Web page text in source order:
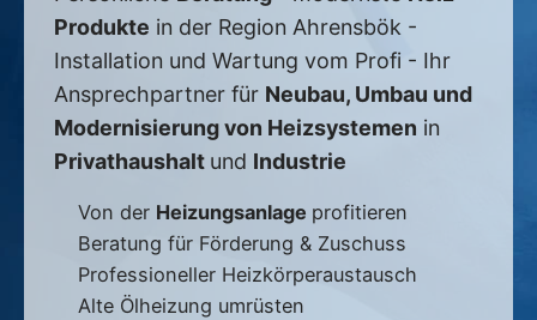
Produkte in der Region Ahrensbök -
Installation und Wartung vom Profi - Ihr
Ansprechpartner für Neubau, Umbau und
Modernisierung von Heizsystemen in
Privathaushalt und Industrie
Von der Heizungsanlage profitieren
Beratung für Förderung & Zuschuss
Professioneller Heizkörperaustausch
Alte Ölheizung umrüsten